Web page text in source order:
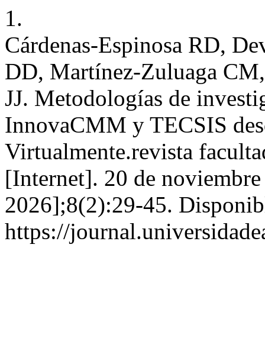
1.
Cárdenas-Espinosa RD,
DD, Martínez-Zuluaga
JJ. Metodologías de
InnovaCMM y TECSIS
Virtualmente.revista
[Internet]. 20 de
2026];8(2):29-45.
https://